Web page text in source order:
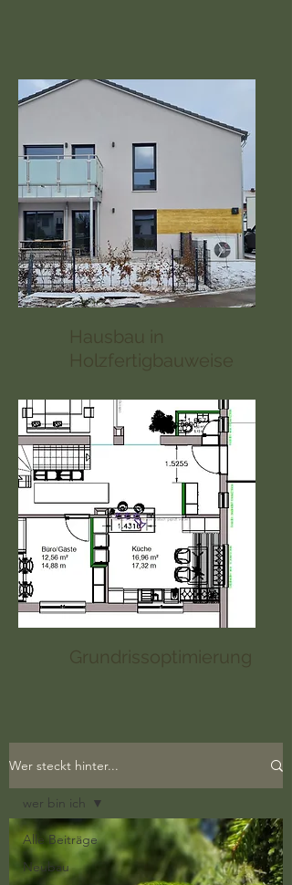
Hausbau in
Holzfertigbauweise
Grundrissoptimierung
Wer steckt hinter...
Alle Beiträge
Neubau
wer bin ich